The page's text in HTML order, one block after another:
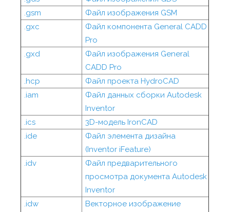
.gsm
Файл изображения GSM
.gxc
Файл компонента General CADD
Pro
.gxd
Файл изображения General
CADD Pro
.hcp
Файл проекта HydroCAD
.iam
Файл данных сборки Autodesk
Inventor
.ics
3D-модель IronCAD
.ide
Файл элемента дизайна
(Inventor iFeature)
.idv
Файл предварительного
просмотра документа Autodesk
Inventor
.idw
Векторное изображение